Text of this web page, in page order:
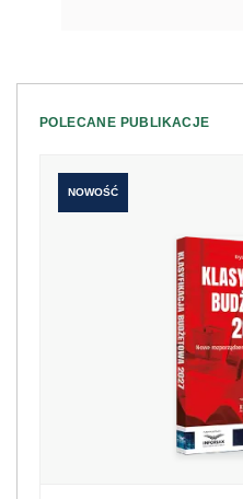
POLECANE PUBLIKACJE
NOWOŚĆ